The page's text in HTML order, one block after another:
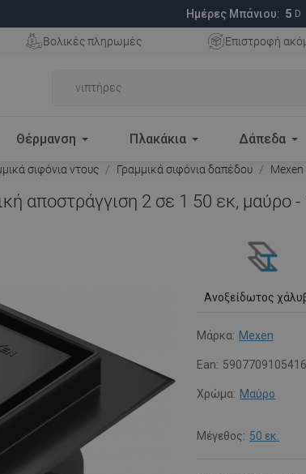
Ημέρες Μπάνιου: 5 D
Βολικές πληρωμές Επιστροφή
Θέρμανση Πλακάκια Δάπεδα
σιφόνια ντους Γραμμικά σιφόνια δαπέδου
αποστράγγιση 2 σε 1 50 εκ, μαύρο
Ανοξείδωτος
Μάρκα: Mexen
Ean: 5907709105416
Χρώμα: Μαύρο
Μέγεθος: 50 εκ.